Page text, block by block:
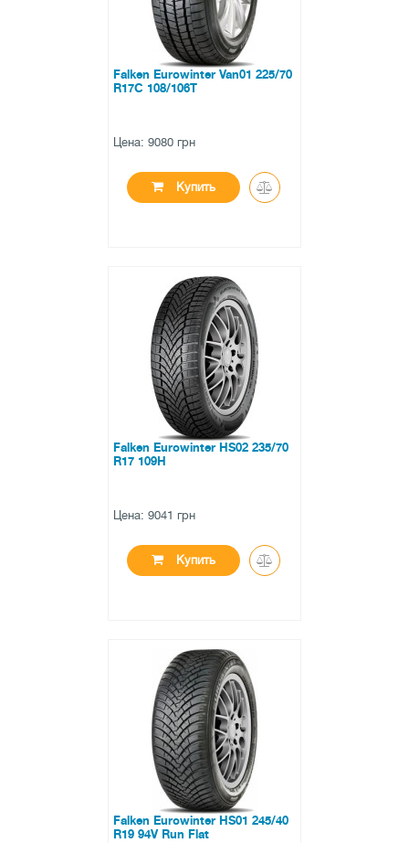
Falken Eurowinter Van01 225/70
R17C 108/106T
Цена: 9080 грн
Купить
в наличии
0 отзывов
Falken Eurowinter HS02 235/70
R17 109H
Цена: 9041 грн
Купить
в наличии
0 отзывов
Falken Eurowinter HS01 245/40
R19 94V Run Flat